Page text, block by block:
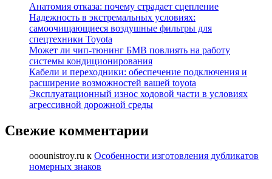
Анатомия отказа: почему страдает сцепление
Надежность в экстремальных условиях:
самоочищающиеся воздушные фильтры для
спецтехники Toyota
Может ли чип-тюнинг БМВ повлиять на работу
системы кондиционирования
Кабели и переходники: обеспечение подключения и
расширение возможностей вашей toyota
Эксплуатационный износ ходовой части в условиях
агрессивной дорожной среды
Свежие комментарии
ooounistroy.ru к Особенности изготовления дубликатов
номерных знаков